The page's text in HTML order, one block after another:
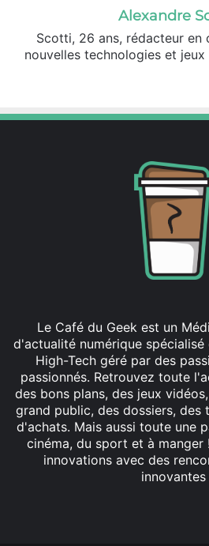
Alexandre
Scotti, 26 ans, rédacteur en
nouvelles technologies et
Le Café du Geek est un
d'actualité numérique spécialisé
High-Tech géré par des
passionnés. Retrouvez toute
des bons plans, des jeux
grand public, des dossiers, des
d'achats. Mais aussi toute une
cinéma, du sport et à manger
innovations avec des
innovantes